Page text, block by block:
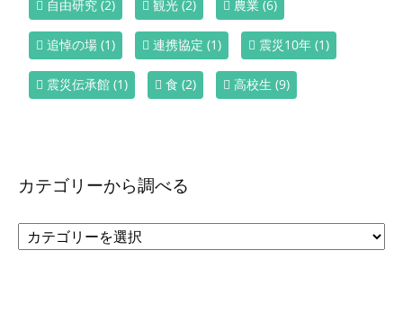
自由研究 (2) 観光 (2) 農業 (6)
追悼の場 (1) 連携協定 (1) 震災10年 (1)
震災伝承館 (1) 食 (2) 高校生 (9)
カテゴリーから調べる
カ
テ